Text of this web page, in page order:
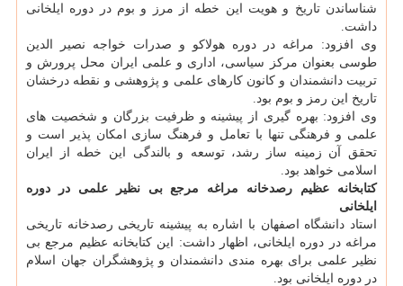
شناساندن تاریخ و هویت این خطه از مرز و بوم در دوره ایلخانی
داشت.
وی افزود: مراغه در دوره هولاکو و صدرات خواجه نصیر الدین
طوسی بعنوان مرکز سیاسی، اداری و علمی ایران محل پرورش و
تربیت دانشمندان و کانون کارهای علمی و پژوهشی و نقطه درخشان
تاریخ این رمز و بوم بود.
وی افزود: بهره گیری از پیشینه و ظرفیت بزرگان و شخصیت های
علمی و فرهنگی تنها با تعامل و فرهنگ سازی امکان پذیر است و
تحقق آن زمینه ساز رشد، توسعه و بالندگی این خطه از ایران
اسلامی خواهد بود.
کتابخانه عظیم رصدخانه مراغه مرجع بی نظیر علمی در دوره
ایلخانی
استاد دانشگاه اصفهان با اشاره به پیشینه تاریخی رصدخانه تاریخی
مراغه در دوره ایلخانی، اظهار داشت: این کتابخانه عظیم مرجع بی
نظیر علمی برای بهره مندی دانشمندان و پژوهشگران جهان اسلام
در دوره ایلخانی بود.